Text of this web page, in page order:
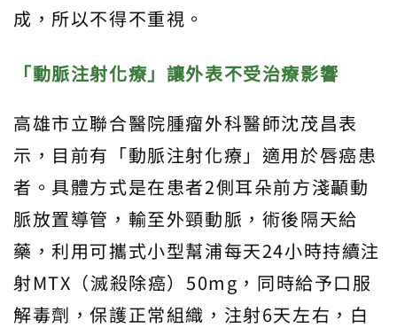
成，所以不得不重視。
「動脈注射化療」讓外表不受治療影響
高雄市立聯合醫院腫瘤外科醫師沈茂昌表
示，目前有「動脈注射化療」適用於唇癌患
者。具體方式是在患者2側耳朵前方淺顳動
脈放置導管，輸至外頸動脈，術後隔天給
藥，利用可攜式小型幫浦每天24小時持續注
射MTX（滅殺除癌）50mg，同時給予口服
解毒劑，保護正常組織，注射6天左右，白